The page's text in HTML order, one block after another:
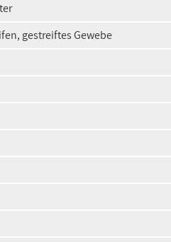
gestreiftes Gewebe